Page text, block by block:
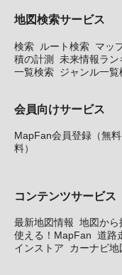
地図検索サービス
検索 ルート検索 マッ
積の計測 未来情報ラン
一覧検索 ジャンル一覧
会員向けサービス
MapFan会員登録（無料
料）
コンテンツサービス
最新地図情報 地図から
使える！MapFan 道路
インストア
カーナビ地